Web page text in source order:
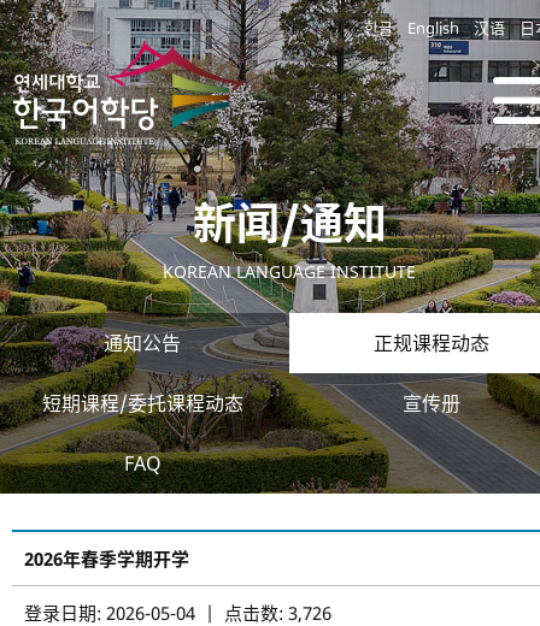
한글 English 汉语 日
新闻/通知
KOREAN LANGUAGE INSTITUTE
通知公告 正规课程动态
短期课程/委托课程动态 宣传册
FAQ
2026年春季学期开学
登录日期: 2026-05-04 | 点击数: 3,726